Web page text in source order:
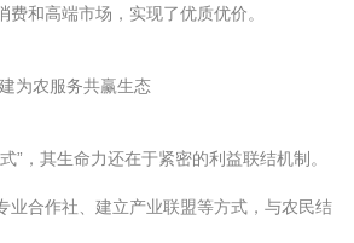
和高端市场，实现了优质优价。
为农服务共赢生态
”，其生命力还在于紧密的利益联结机制。
业合作社、建立产业联盟等方式，与农民结